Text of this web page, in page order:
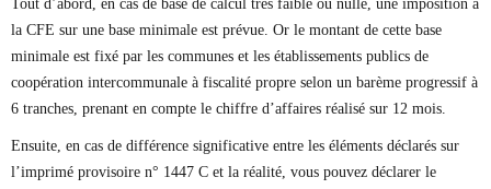
Tout d’abord, en cas de base de calcul très faible ou nulle, une imposition à
la CFE sur une base minimale est prévue. Or le montant de cette base
minimale est fixé par les communes et les établissements publics de
coopération intercommunale à fiscalité propre selon un barème progressif à
6 tranches, prenant en compte le chiffre d’affaires réalisé sur 12 mois.
Ensuite, en cas de différence significative entre les éléments déclarés sur
l’imprimé provisoire n° 1447 C et la réalité, vous pouvez déclarer le